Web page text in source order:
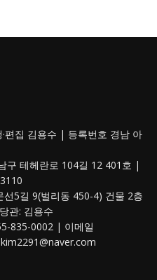
편집 김용수 | 등록번호 경남 아
구 테헤란로 104길 12 401호 |
5길 9(벌리동 450-4) 건물 2층
관: 김용수
835-0002 | 이메일